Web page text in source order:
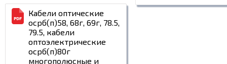
Кабели оптические
осрб(п)58, 68г, 69г, 78.5,
79.5, кабели
оптоэлектрические
осрб(п)80г
многополюсные и